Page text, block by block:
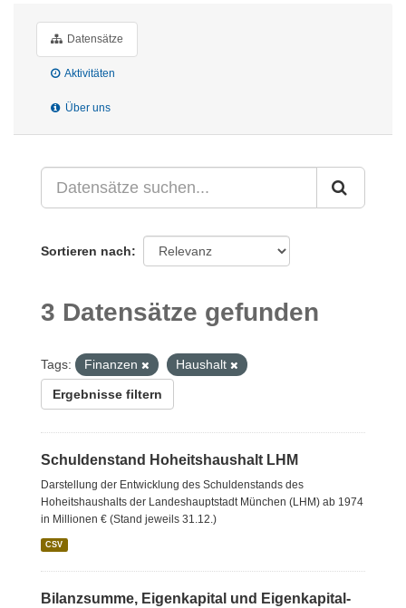
Datensätze
Aktivitäten
Über uns
Sortieren nach
3 Datensätze gefunden
Tags: Finanzen Haushalt
Ergebnisse filtern
Schuldenstand Hoheitshaushalt LHM
Darstellung der Entwicklung des Schuldenstands des
Hoheitshaushalts der Landeshauptstadt München (LHM) ab 1974
in Millionen € (Stand jeweils 31.12.)
CSV
Bilanzsumme, Eigenkapital und Eigenkapital-